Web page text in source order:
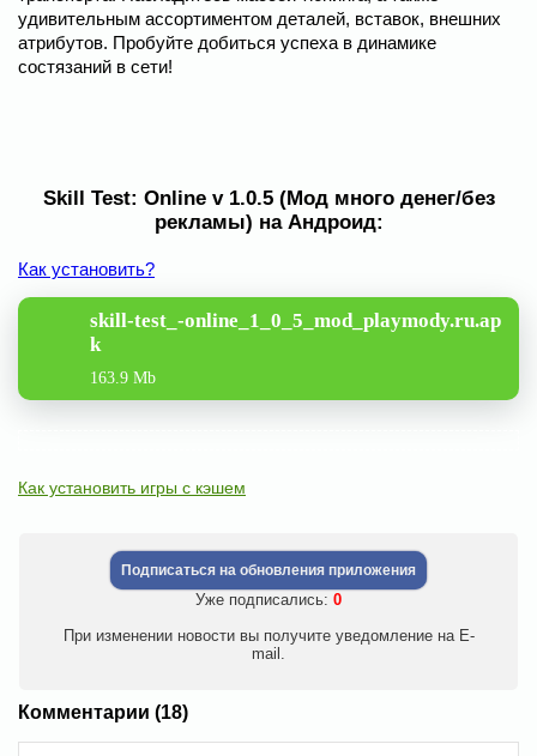
удивительным ассортиментом деталей, вставок, внешних
атрибутов. Пробуйте добиться успеха в динамике
состязаний в сети!
Skill Test: Online v 1.0.5 (Мод много денег/без
рекламы) на Андроид:
Как установить?
skill-test_-online_1_0_5_mod_playmody.ru.ap
k
163.9 Mb
Как установить игры с кэшем
Подписаться на обновления приложения
Уже подписались: 0
При изменении новости вы получите уведомление на E-
mail.
Комментарии (18)